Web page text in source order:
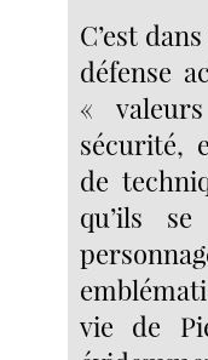
C’est
défense
«
sécurité,
de
qu’ils
vie de